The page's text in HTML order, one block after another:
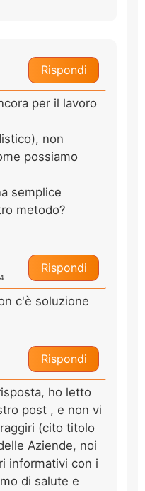
Rispondi
per il lavoro
non
possiamo
semplice
metodo?
Rispondi
c'è soluzione
Rispondi
ho letto
post , e non vi
(cito titolo
Aziende, noi
informativi con i
di salute e